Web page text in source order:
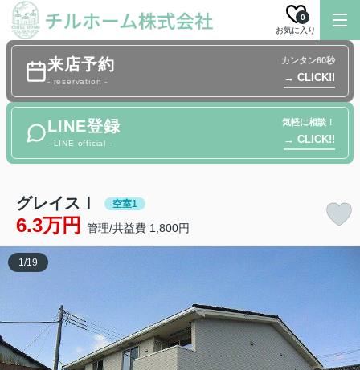
お気に入り
0
来店予約
- reservation -
カンタン60秒
→ CLICK!!
LINE登録
- LINE official -
気軽に相談！
→ CLICK!!
グレイスⅠ 空室1
6.3万円 管理/共益費 1,800円
1/19